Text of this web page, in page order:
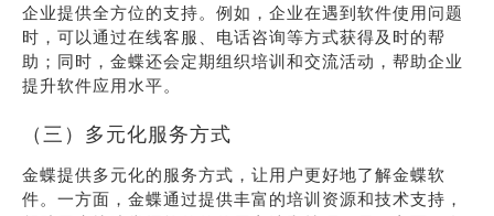
企业提供全方位的支持。例如，企业在遇到软件使用问题
时，可以通过在线客服、电话咨询等方式获得及时的帮
助；同时，金蝶还会定期组织培训和交流活动，帮助企业
提升软件应用水平。
（三）多元化服务方式
金蝶提供多元化的服务方式，让用户更好地了解金蝶软
件。一方面，金蝶通过提供丰富的培训资源和技术支持，